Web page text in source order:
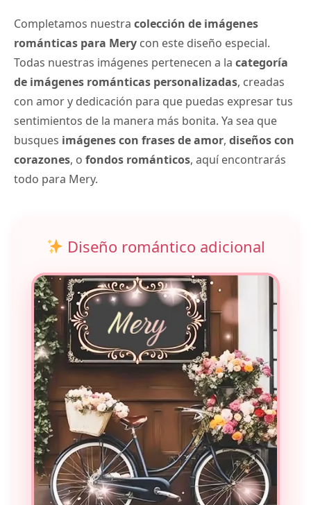
Completamos nuestra colección de imágenes
románticas para Mery con este diseño especial.
Todas nuestras imágenes pertenecen a la categoría
de imágenes románticas personalizadas, creadas
con amor y dedicación para que puedas expresar tus
sentimientos de la manera más bonita. Ya sea que
busques imágenes con frases de amor, diseños con
corazones, o fondos románticos, aquí encontrarás
todo para Mery.
Diseño romántico adicional